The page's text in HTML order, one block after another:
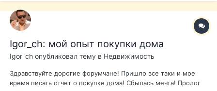
Igor_ch: мой опыт покупки дома
Igor_ch опубликовал тему в Недвижимость
Здравствуйте дорогие форумчане! Пришло все таки и мое
время писать отчет о покупке дома! Сбылась мечта! Пролог